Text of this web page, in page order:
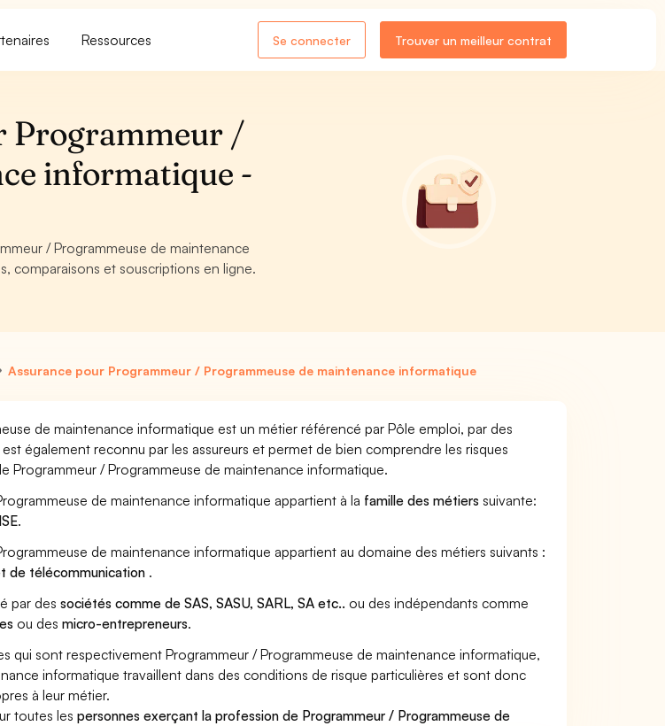
Ressources Se connecter Trouver un meilleur contrat
Programmeur /
informatique -
/ Programmeuse de maintenance
comparaisons et souscriptions en ligne.
Assurance pour Programmeur / Programmeuse de maintenance informatique
de maintenance informatique est un métier référencé par Pôle emploi, par des
également reconnu par les assureurs et permet de bien comprendre les risques
Programmeur / Programmeuse de maintenance informatique.
de maintenance informatique appartient à la famille des métiers suivante:
.
de maintenance informatique appartient au domaine des métiers suivants :
de télécommunication .
par dessociétés comme de SAS, SASU, SARL, SA etc.. ou des indépendants comme
ou desmicro-entrepreneurs.
qui sont respectivement Programmeur / Programmeuse de maintenance informatique,
informatique travaillent dans des conditions de risque particulières et sont donc
à leur métier.
toutes lespersonnes exerçant la profession de Programmeur / Programmeuse de